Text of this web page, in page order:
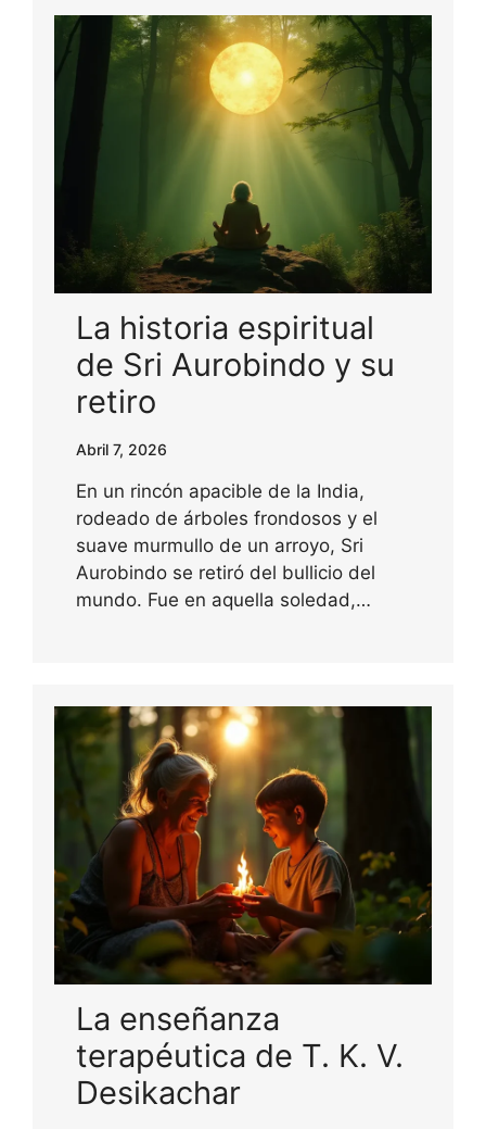
La historia espiritual
de Sri Aurobindo y su
retiro
Abril 7, 2026
En un rincón apacible de la India,
rodeado de árboles frondosos y el
suave murmullo de un arroyo, Sri
Aurobindo se retiró del bullicio del
mundo. Fue en aquella soledad,…
La enseñanza
terapéutica de T. K. V.
Desikachar